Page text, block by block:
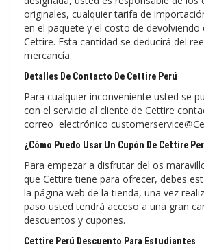
originales, cualquier tarifa de
en el paquete y el costo de devolviendo
Cettire. Esta cantidad se deducirá del
mercancía.
Detalles De Contacto De Cettire Perú
Para cualquier inconveniente usted se
con el servicio al cliente de Cettire
correo electrónico
¿Cómo Puedo Usar Un Cupón De Cettire
Para empezar a disfrutar del os
que Cettire tiene para ofrecer, debes
la página web de la tienda, una vez
paso usted tendrá acceso a una gran
descuentos y cupones.
Cettire Perú Descuento Para Estudiantes